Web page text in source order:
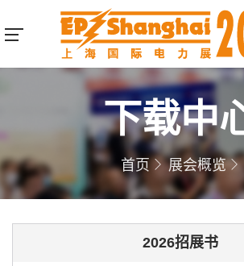
下载中
首页 展会概览
2026招展书